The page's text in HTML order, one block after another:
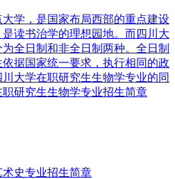
学，是国家布局西部的重点建设
读书治学的理想园地。而四川大
全日制和非全日制两种。全日制
据国家统一要求，执行相同的政
大学在职研究生生物学专业的同
研究生生物学专业招生简章
史专业招生简章